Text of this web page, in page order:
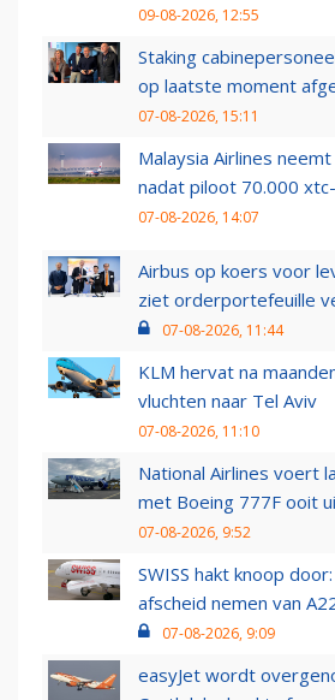
09-08-2026, 12:55
Staking
op laatste moment
07-08-2026, 15:11
Malaysia Airlines
nadat piloot 70.000
07-08-2026, 14:07
Airbus op koers voor
ziet orderportefeuille
07-08-2026, 11:44
KLM hervat na
vluchten naar Tel Aviv
07-08-2026, 11:10
National Airlines voert
met Boeing 777F ooit
07-08-2026, 9:52
SWISS hakt knoop
afscheid nemen van
07-08-2026, 9:09
easyJet wordt